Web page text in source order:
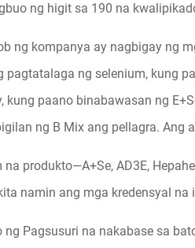
ng higit sa 190 na
ng kompanya ay nagbigay ng
ng selenium, kung
paano binabawasan ng
ng B Mix ang pellagra.
produkto—A+Se, AD3E,
namin ang mga kredensyal
Pagsusuri na nakabase sa